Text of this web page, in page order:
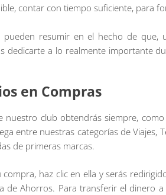
contar con tiempo suficiente, para
resumir en el hecho de que,
dedicarte a lo realmente importante
en Compras
nuestro club obtendrás siempre,
entre nuestras categorías de Viajes,
de primeras marcas.
haz clic en ella y serás
Ahorros. Para transferir el dinero